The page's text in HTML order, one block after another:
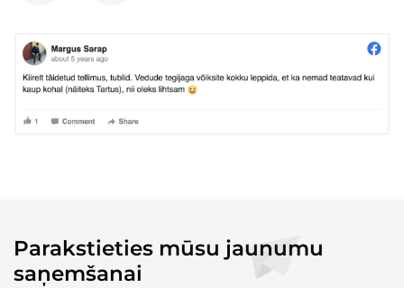
Parakstieties mūsu jaunumu
saņemšanai